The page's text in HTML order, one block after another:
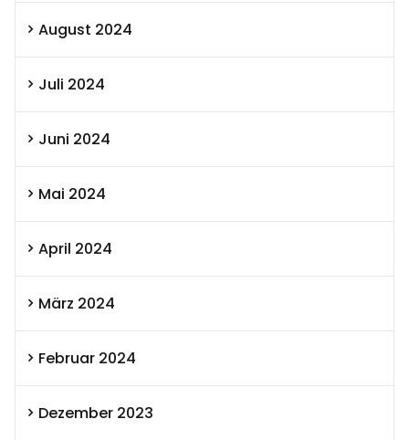
August 2024
Juli 2024
Juni 2024
Mai 2024
April 2024
März 2024
Februar 2024
Dezember 2023